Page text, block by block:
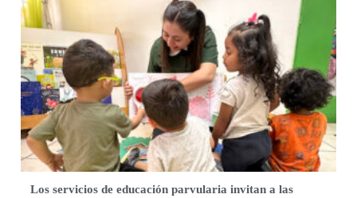
Los servicios de educación parvularia invitan a las